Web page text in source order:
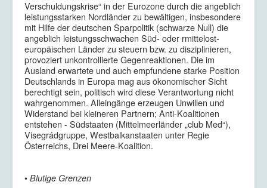
Verschuldungskrise“ in der Eurozone durch die angeblich
leistungsstarken Nordländer zu bewältigen, insbesondere
mit Hilfe der deutschen Sparpolitik (schwarze Null) die
angeblich leistungsschwachen Süd- oder rmittelost-
europäischen Länder zu steuern bzw. zu disziplinieren,
provoziert unkontrollierte Gegenreaktionen. Die im
Ausland erwartete und auch empfundene starke Position
Deutschlands in Europa mag aus ökonomischer Sicht
berechtigt sein, politisch wird diese Verantwortung nicht
wahrgenommen. Alleingänge erzeugen Unwillen und
Widerstand bei kleineren Partnern; Anti-Koalitionen
entstehen - Südstaaten (Mittelmeerländer „club Med“),
Visegrádgruppe, Westbalkanstaaten unter Regie
Österreichs, Drei Meere-Koalition.
• Blutige Grenzen